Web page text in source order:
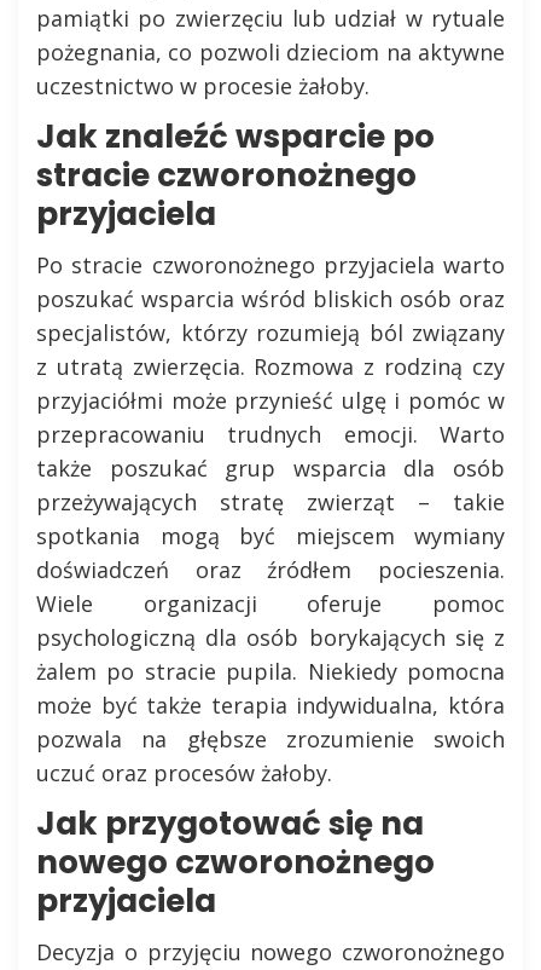
pamiątki po zwierzęciu lub udział w rytuale
pożegnania, co pozwoli dzieciom na aktywne
uczestnictwo w procesie żałoby.
Jak znaleźć wsparcie po
stracie czworonożnego
przyjaciela
Po stracie czworonożnego przyjaciela warto
poszukać wsparcia wśród bliskich osób oraz
specjalistów, którzy rozumieją ból związany
z utratą zwierzęcia. Rozmowa z rodziną czy
przyjaciółmi może przynieść ulgę i pomóc w
przepracowaniu trudnych emocji. Warto
także poszukać grup wsparcia dla osób
przeżywających stratę zwierząt – takie
spotkania mogą być miejscem wymiany
doświadczeń oraz źródłem pocieszenia.
Wiele organizacji oferuje pomoc
psychologiczną dla osób borykających się z
żalem po stracie pupila. Niekiedy pomocna
może być także terapia indywidualna, która
pozwala na głębsze zrozumienie swoich
uczuć oraz procesów żałoby.
Jak przygotować się na
nowego czworonożnego
przyjaciela
Decyzja o przyjęciu nowego czworonożnego